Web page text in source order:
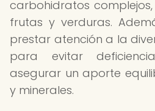
carbohidratos
frutas y verduras.
prestar atención a la
para evitar
asegurar un aporte
y minerales.